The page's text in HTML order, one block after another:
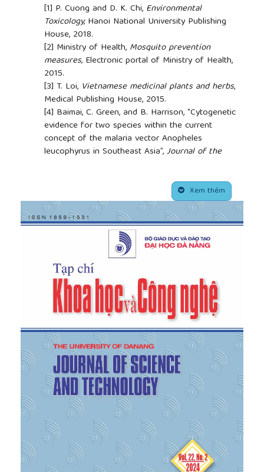
[1] P. Cuong and D. K. Chi, Environmental
Toxicology,Hanoi National University Publishing
House, 2018.
[2] Ministry of Health, Mosquito prevention
measures, Electronic portal of Ministry of Health,
2015.
[3] T. Loi, Vietnamese medicinal plants and herbs,
Medical Publishing House, 2015.
[4] Baimai, C. Green, and B. Harrison, “Cytogenetic
evidence for two species within the current
concept of the malaria vector Anopheles
leucophyrus in Southeast Asia”,Journal of the
, “The insecticide resistance status
of malaria vectors in the Mekong region”.Malaria
Journal, Vol. 7, no. 102, 2008. doi:10.1186/1475-
2875-7-102.
N. Trong, D. H Nhan, and N. T. Tien,Research
malaria prevention measures for some economic
regions: Hydropower, Rubber, Mulberry, freshwater
shrimp farming and remote areas.Acceptance
report on independent state-level project. Vietnam,
2003.
AOAC, Official Methods of Analysis of the
Association of Official Analytical Chemists:Official
Methods of Analysis of AOAC International. 21st
Edition, AOAC, Washington DC, 2019.
[8]Ministry of Natural Resources and Environment,
National Technical Regulation on industrial
emissions of dust and inorganic substances,VNTR
19:2009/MONRE, 2009.
[9]Ministry of Natural Resources and Environment,
National Technical Regulation on industrial
emissions of dust and organic substances, VNTR
20:2009/MONRE, 2009.
Xem thêm